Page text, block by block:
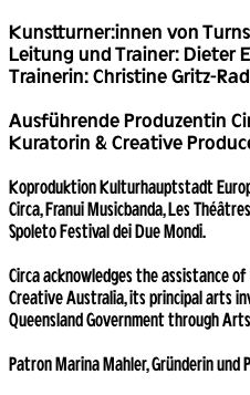
Kunstturner:innen von
Leitung und Trainer: Dieter
Trainerin: Christine Gritz-
Ausführende Produzentin
Kuratorin & Creative
Koproduktion Kulturhauptstadt
Circa, Franui Musicbanda, Les
Spoleto Festival dei Due Mondi.
Circa acknowledges the assistance
Creative Australia, its principal arts
Queensland Government through
Patron Marina Mahler, Gründerin und